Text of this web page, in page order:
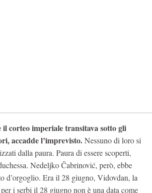
il corteo imperiale transitava sotto gli
accadde l’imprevisto.Nessuno di loro si
dalla paura. Paura di essere scoperti,
Nedeljko Ĉabrinović, però, ebbe
d’orgoglio. Era il 28 giugno, Vidovdan, la
i serbi il 28 giugno non è una data come